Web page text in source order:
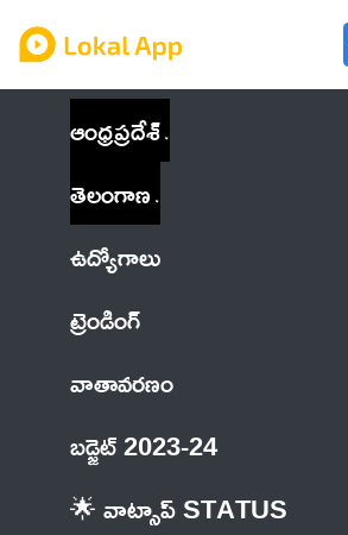
ఆంధ్రప్రదేశ్
తెలంగాణ
ఉద్యోగాలు
ట్రెండింగ్
వాతావరణం
బడ్జెట్ 2023-24
🌟 వాట్సాప్ STATUS